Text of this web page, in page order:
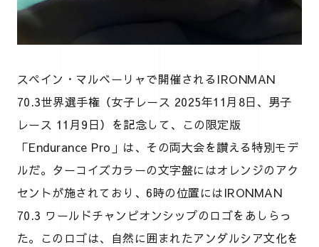
スペイン・マルベーリャで開催されるIRONMAN
70.3世界選手権（女子レース 2025年11月8日、男子
レース 11月9日）を記念して、この限定版
「Endurance Pro」は、その両大会を讃える特別モデ
ルだ。ターコイズカラーの文字盤にはオレンジのアク
セントが施されており、6時の位置にはIRONMAN
70.3 ワールドチャンピオンシップのロゴをあしらっ
た。このロゴは、自然に囲まれたアンダルシア文化を